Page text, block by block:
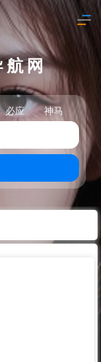
航网
必应 神马 头